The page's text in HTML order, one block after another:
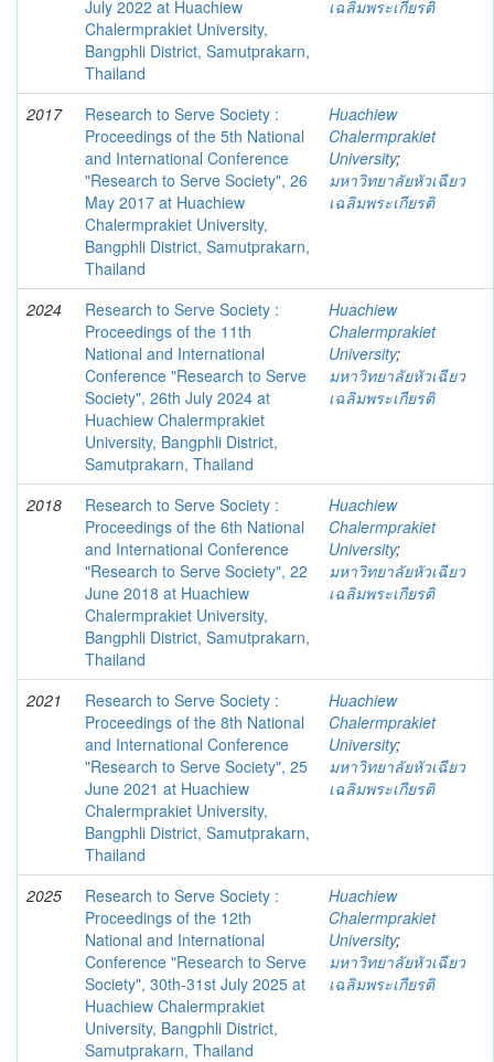
July 2022 at Huachiew
Chalermprakiet University,
Bangphli District, Samutprakarn,
Thailand
เฉลิมพระเกียรติ
2017
Research to Serve Society :
Proceedings of the 5th National
and International Conference
"Research to Serve Society", 26
May 2017 at Huachiew
Chalermprakiet University,
Bangphli District, Samutprakarn,
Thailand
Huachiew
Chalermprakiet
University;
มหาวิทยาลัยหัวเฉียว
เฉลิมพระเกียรติ
2024
Research to Serve Society :
Proceedings of the 11th
National and International
Conference "Research to Serve
Society", 26th July 2024 at
Huachiew Chalermprakiet
University, Bangphli District,
Samutprakarn, Thailand
Huachiew
Chalermprakiet
University;
มหาวิทยาลัยหัวเฉียว
เฉลิมพระเกียรติ
2018
Research to Serve Society :
Proceedings of the 6th National
and International Conference
"Research to Serve Society", 22
June 2018 at Huachiew
Chalermprakiet University,
Bangphli District, Samutprakarn,
Thailand
Huachiew
Chalermprakiet
University;
มหาวิทยาลัยหัวเฉียว
เฉลิมพระเกียรติ
2021
Research to Serve Society :
Proceedings of the 8th National
and International Conference
"Research to Serve Society", 25
June 2021 at Huachiew
Chalermprakiet University,
Bangphli District, Samutprakarn,
Thailand
Huachiew
Chalermprakiet
University;
มหาวิทยาลัยหัวเฉียว
เฉลิมพระเกียรติ
2025
Research to Serve Society :
Proceedings of the 12th
National and International
Conference "Research to Serve
Society", 30th-31st July 2025 at
Huachiew Chalermprakiet
University, Bangphli District,
Samutprakarn, Thailand
Huachiew
Chalermprakiet
University;
มหาวิทยาลัยหัวเฉียว
เฉลิมพระเกียรติ